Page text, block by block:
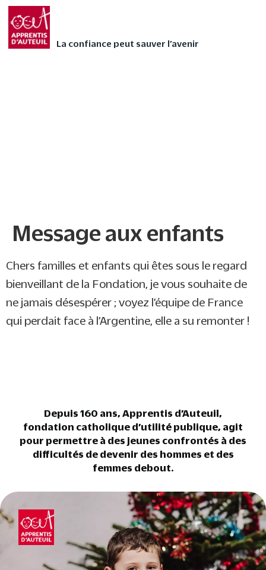
La confiance peut sauver l’avenir
Faites vivre l’Avent
autrement à votre
Message aux enfants
Chers familles et enfants qui êtes sous le regard
bienveillant de la Fondation, je vous souhaite de
ne jamais désespérer ; voyez l’équipe de France
qui perdait face à l’Argentine, elle a su remonter !
Depuis 160 ans, Apprentis d’Auteuil,
fondation catholique d’utilité publique, agit
pour permettre à des jeunes confrontés à des
difficultés de devenir des hommes et des
femmes debout.